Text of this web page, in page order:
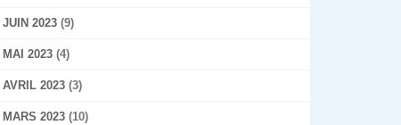
JUIN 2023 (9)
MAI 2023 (4)
AVRIL 2023 (3)
MARS 2023 (10)